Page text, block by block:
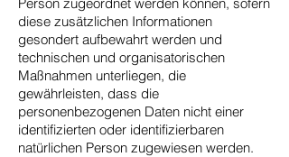
diese zusätzlichen Informationen
gesondert aufbewahrt werden und
technischen und organisatorischen
Maßnahmen unterliegen, die
gewährleisten, dass die
personenbezogenen Daten nicht einer
identifizierten oder identifizierbaren
natürlichen Person zugewiesen werden.